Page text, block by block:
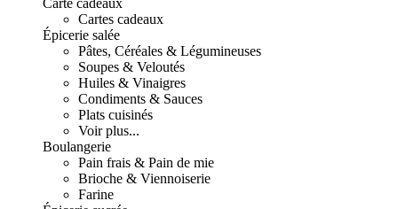
Carte cadeaux
Cartes cadeaux
Épicerie salée
Pâtes, Céréales & Légumineuses
Soupes & Veloutés
Huiles & Vinaigres
Condiments & Sauces
Plats cuisinés
Voir plus...
Boulangerie
Pain frais & Pain de mie
Brioche & Viennoiserie
Farine